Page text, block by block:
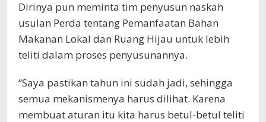
Dirinya pun meminta tim penyusun naskah
usulan Perda tentang Pemanfaatan Bahan
Makanan Lokal dan Ruang Hijau untuk lebih
teliti dalam proses penyusunannya.
“Saya pastikan tahun ini sudah jadi, sehingga
semua mekanismenya harus dilihat. Karena
membuat aturan itu kita harus betul-betul teliti